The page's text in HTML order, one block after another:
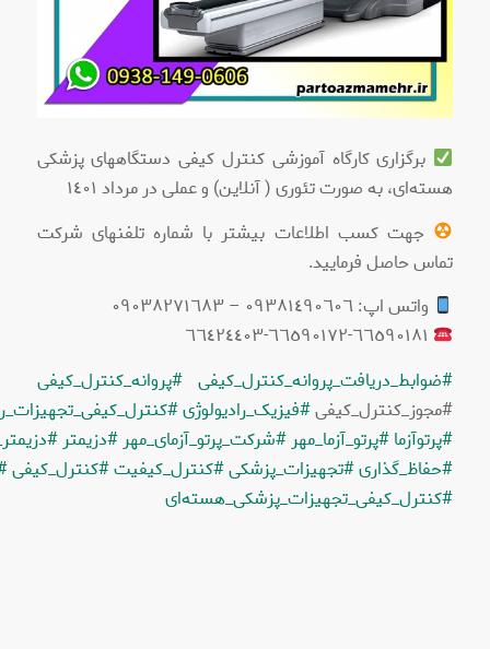
برگزاری کارگاه آموزشی کنترل کیفی دستگاههای پزشکی
هسته‌ای، به صورت تئوری ( آنلاین) و عملی در مرداد ١٤٠١
جهت کسب اطلاعات بیشتر با شماره تلفنهای شرکت
تماس حاصل فرمایید.
واتس اپ: ٠٩٣٨١٤٩٠٦٠٦ – ٠٩٠٣٨٢٧١٦٨٣
#ضوابط_دریافت_پروانه_کنترل_کیفی #پروانه_کنترل_کیفی
#مجوز_کنترل_کیفی#فیزیک_رادیولوژی
#پرتوآزما#پرتو_آزما_مهر #شرکت_پرتو_آزمای_مهر #دزیمتر
#حفاظ_گذاری#تجهیزات_پزشکی#کنترل_کیفیت#کنترل_کیفی
#کنترل_کیفی_تجهیزات_پزشکی_هسته‌ای